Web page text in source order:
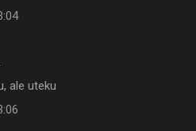
ale uteku